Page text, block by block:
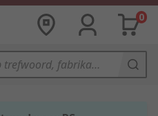
0